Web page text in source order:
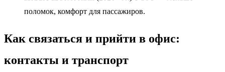
поломок, комфорт для пассажиров.
Как связаться и прийти в офис:
контакты и транспорт